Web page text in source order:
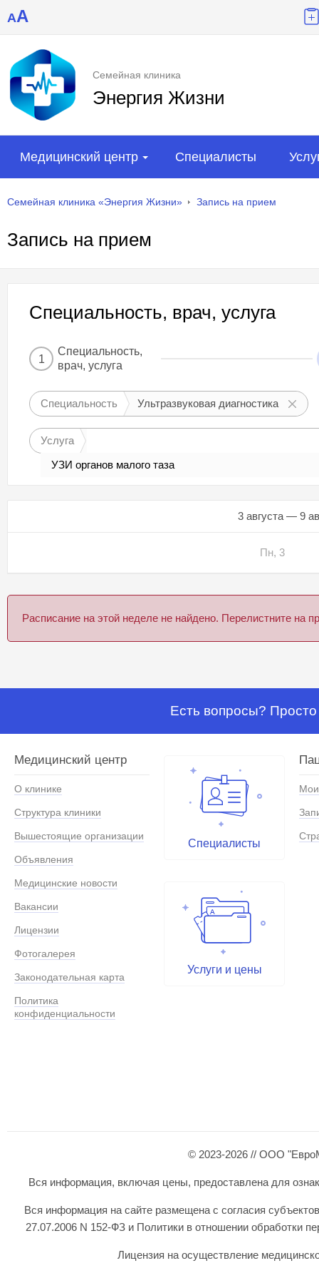
AA
Семейная клиника
Энергия Жизни
Медицинский центр Специалисты
Семейная клиника «Энергия Жизни» Запись на прием
Запись на прием
Специальность, врач, услуга
1
Специальность,
врач, услуга
Специальность Ультразвуковая диагностика
Услуга
УЗИ органов малого таза
3 августа — 9
Пн, 3
Расписание на этой неделе не найдено. Перелистните
Есть вопросы?
Медицинский центр
О клинике
Структура клиники
Вышестоящие организации
Объявления
Медицинские новости
Вакансии
Лицензии
Фотогалерея
Законодательная карта
Политика
конфиденциальности
Специалисты
Услуги и цены
© 2023-2026 // ООО
Вся информация, включая цены, предоставлена для
Вся информация на сайте размещена с согласия
27.07.2006 N 152-ФЗ и Политики в отношении обработки
Лицензия на осуществление